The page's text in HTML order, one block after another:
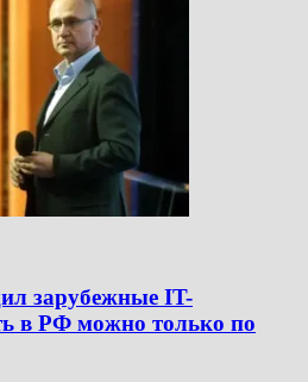
зарубежные IT-
в РФ можно только по